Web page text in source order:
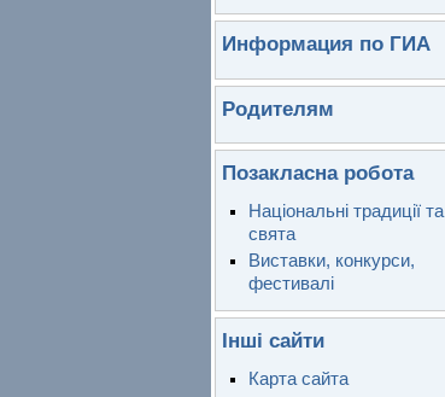
Информация по ГИА
Родителям
Позакласна робота
Національні традиції та
свята
Виставки, конкурси,
фестивалі
Інші сайти
Карта сайта